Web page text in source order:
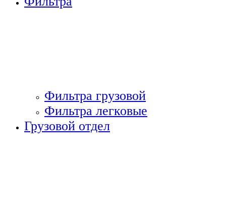
Фильтра грузовой
Фильтра легковые
Грузовой отдел